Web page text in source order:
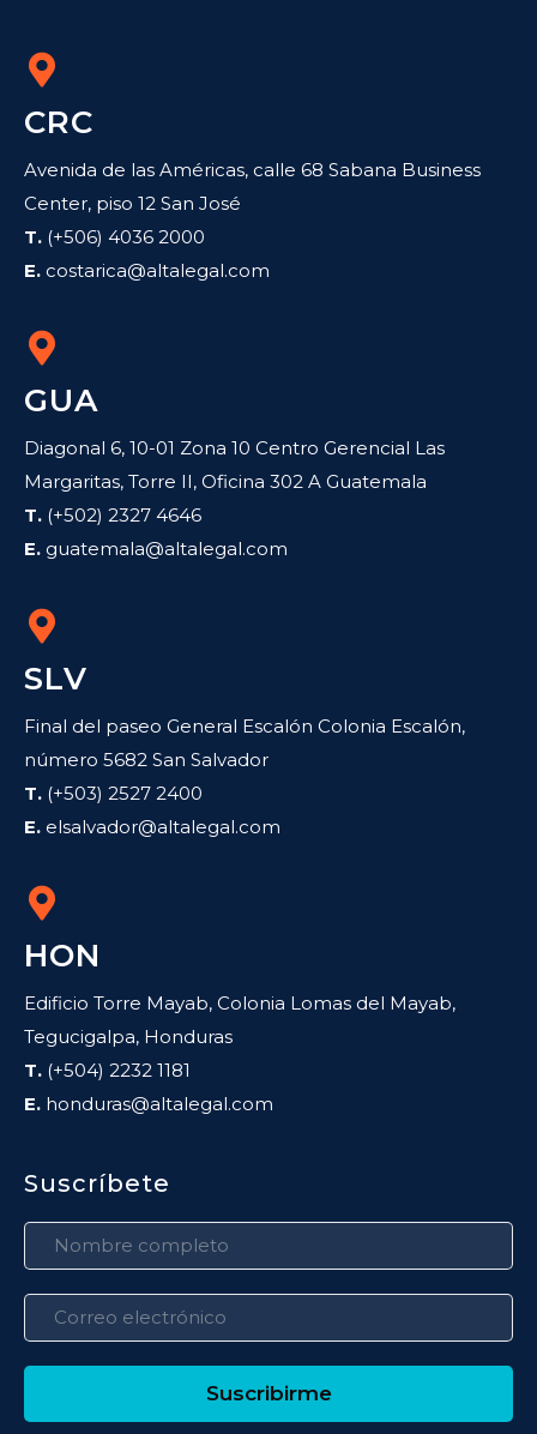
CRC
Avenida de las Américas, calle 68 Sabana Business
Center, piso 12 San José
T. (+506) 4036 2000
E. costarica@altalegal.com
GUA
Diagonal 6, 10-01 Zona 10 Centro Gerencial Las
Margaritas, Torre II, Oficina 302 A Guatemala
T. (+502) 2327 4646
E. guatemala@altalegal.com
SLV
Final del paseo General Escalón Colonia Escalón,
número 5682 San Salvador
T. (+503) 2527 2400
E. elsalvador@altalegal.com
HON
Edificio Torre Mayab, Colonia Lomas del Mayab,
Tegucigalpa, Honduras
T. (+504) 2232 1181
E. honduras@altalegal.com
Suscríbete
Suscribirme